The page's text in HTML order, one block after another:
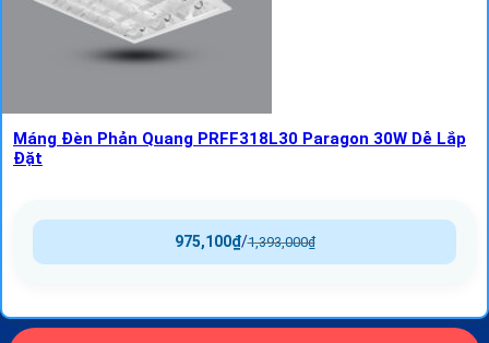
Máng Đèn Phản Quang PRFF318L30 Paragon 30W Dễ Lắp
Đặt
1,393,000₫
/
975,100₫